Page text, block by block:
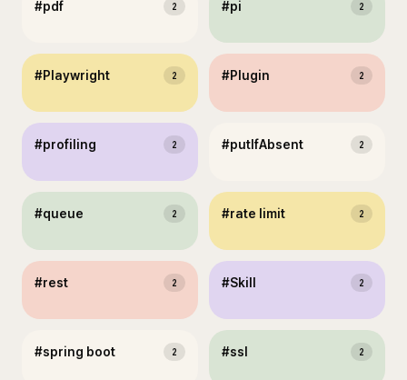
#pdf 2 #pi 2
#Playwright 2 #Plugin 2
#profiling 2 #putIfAbsent 2
#queue 2 #rate limit 2
#rest 2 #Skill 2
#spring boot 2 #ssl 2